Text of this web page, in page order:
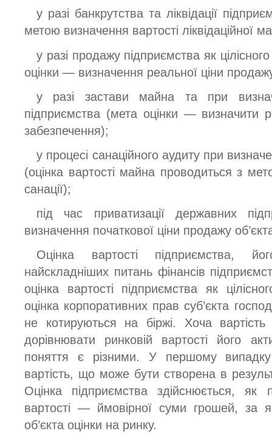
у разі банкрутства та ліквідації
метою визначення вартості ліквідаційної
у разі продажу підприємства як
оцінки — визначення реальної ціни
у разі застави майна та при
підприємства (мета оцінки — визначити
забезпечення);
у процесі санаційного аудиту при
(оцінка вартості майна проводиться з
санації);
під час приватизації державних
визначення початкової ціни продажу
Оцінка вартості підприємства,
найскладніших питань фінансів
оцінка вартості підприємства як
оцінка корпоративних прав суб’єкта
не котируються на біржі. Хоча
дорівнювати ринковій вартості його
поняття є різними. У першому
вартість, що може бути створена в
Оцінка підприємства здійснюється, як
вартості — ймовірної суми грошей, за
об’єкта оцінки на ринку.